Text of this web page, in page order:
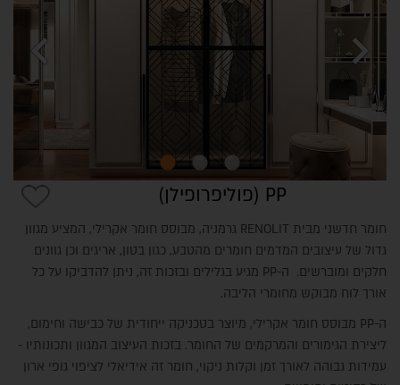
chevron_left chevron_right
PP (פוליפרופילן)
חומר חדשני מבית RENOLIT גרמניה, מבוסס חומר אקרילי, המציע מגוון
גדול של עיצובים המדמים חומרים מהטבע, כגון בטון, אריגים וכן גוונים
חלקים ומוברשים. ה-PP מגיע בגלילים ובזכות זה, ניתן להדביקו על כל
אורך לוח מבוקש מחומרי הליבה.
ה-PP מבוסס חומר אקרילי, מיוצר בטכניקה ייחודית של כבישה וחימום,
ליצירת הגימורים והמרקמים של החומר. בזכות העיצוב המגוון ותכונותיו -
עמידות גבוהה לאורך זמן וקלות ניקוי, חומר זה אידיאלי לציפוי גופי ארון